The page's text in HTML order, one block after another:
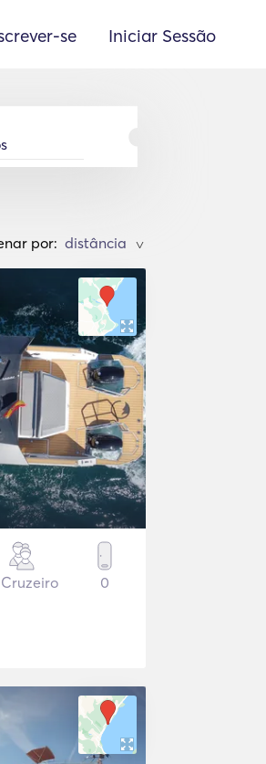
se Iniciar Sessão
por: >
Cruzeiro 0